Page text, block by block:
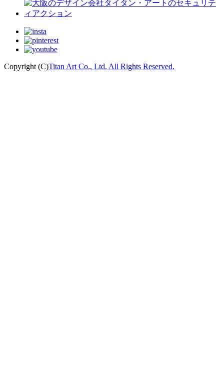
Copyright (C)Titan Art Co., Ltd. All Rights Reserved.